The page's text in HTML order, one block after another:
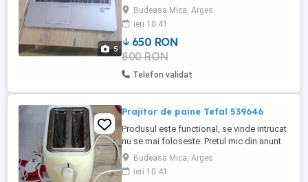
5
HP. Procesor de la Intel și placă video
integrată. Oferă o experiență de lucru
eficientă și portabilitate. O soluție
completă pentru nevoile tale de zi cu zi.
Specificatii: - Procesor: Intel Core i5-6300U
(2.40GHz, Skylake ...
Budeasa Mica, Arges
ieri 10:41
650 RON
800 RON
Telefon validat
Prajitor de paine Tefal 539646
Produsul este functional, se vinde intrucat
nu se mai foloseste. Pretul mic din anunt
este fix.
Budeasa Mica, Arges
ieri 10:41